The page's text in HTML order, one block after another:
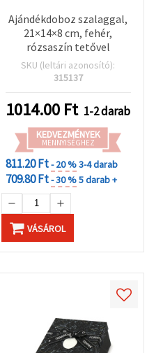
Ajándékdoboz szalaggal,
21×14×8 cm, fehér,
rózsaszín tetővel
SKU (leltári azonosító):
315137
1014.00 Ft 1-2 darab
KEDVEZMÉNYEK
MENNYISÉGHEZ
811.20 Ft- 20 %3-4 darab
709.80 Ft- 30 %5 darab +
VÁSÁROL